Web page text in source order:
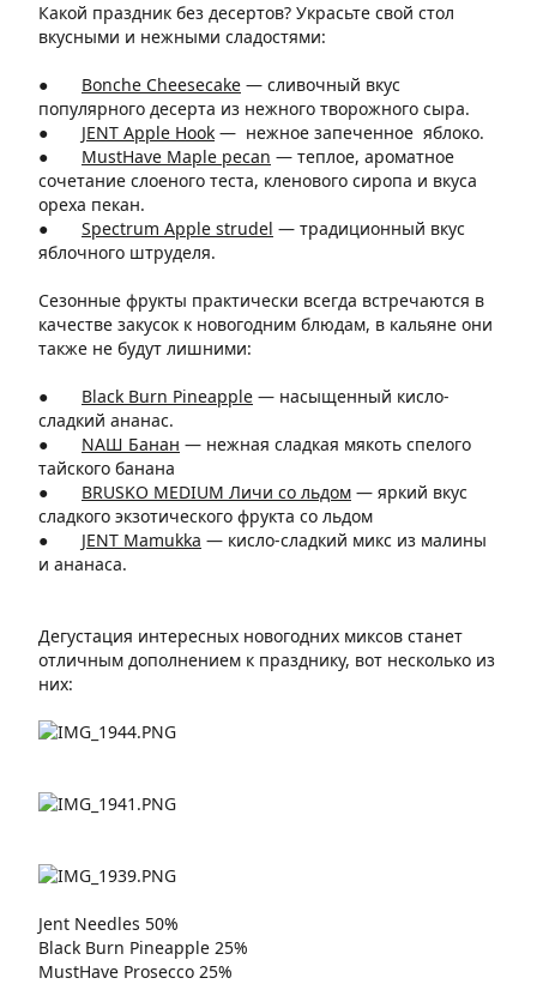
Какой праздник без десертов? Украсьте свой стол
вкусными и нежными сладостями:
● Bonche Cheesecake — сливочный вкус
популярного десерта из нежного творожного сыра.
● JENT Apple Hook — нежное запеченное яблоко.
● MustHave Maple pecan — теплое, ароматное
сочетание слоеного теста, кленового сиропа и вкуса
ореха пекан.
● Spectrum Apple strudel — традиционный вкус
яблочного штруделя.
Сезонные фрукты практически всегда встречаются в
качестве закусок к новогодним блюдам, в кальяне они
также не будут лишними:
● Black Burn Pineapple — насыщенный кисло-
сладкий ананас.
● NАШ Банан — нежная сладкая мякоть спелого
тайского банана
● BRUSKO MEDIUM Личи со льдом — яркий вкус
сладкого экзотического фрукта со льдом
● JENT Mamukka — кисло-сладкий микс из малины
и ананаса.
Дегустация интересных новогодних миксов станет
отличным дополнением к празднику, вот несколько из
них:
Jent Needles 50%
Black Burn Pineapple 25%
MustHave Prosecco 25%